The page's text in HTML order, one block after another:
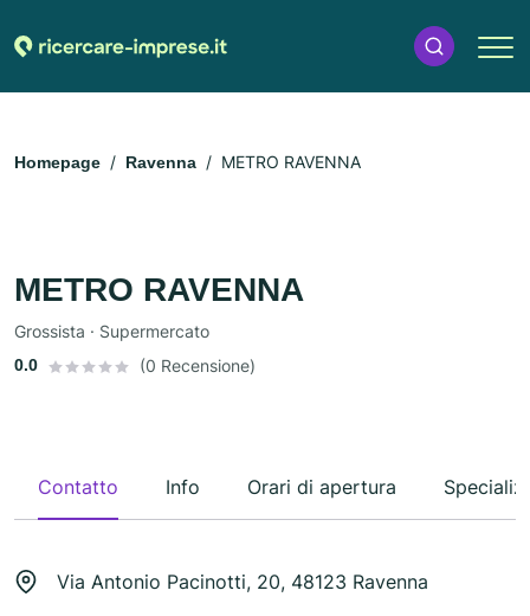
Homepage Ravenna METRO RAVENNA
METRO RAVENNA
Grossista · Supermercato
0.0 (0 Recensione)
Contatto Info Orari di apertura
Via Antonio Pacinotti, 20, 48123 Ravenna